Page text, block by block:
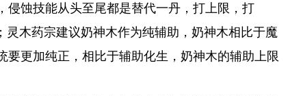
侵蚀技能从头至尾都是替代一丹，打上限，打
灵木药宗建议奶神木作为纯辅助，奶神木相比于魔
要更加纯正，相比于辅助化生，奶神木的辅助上限